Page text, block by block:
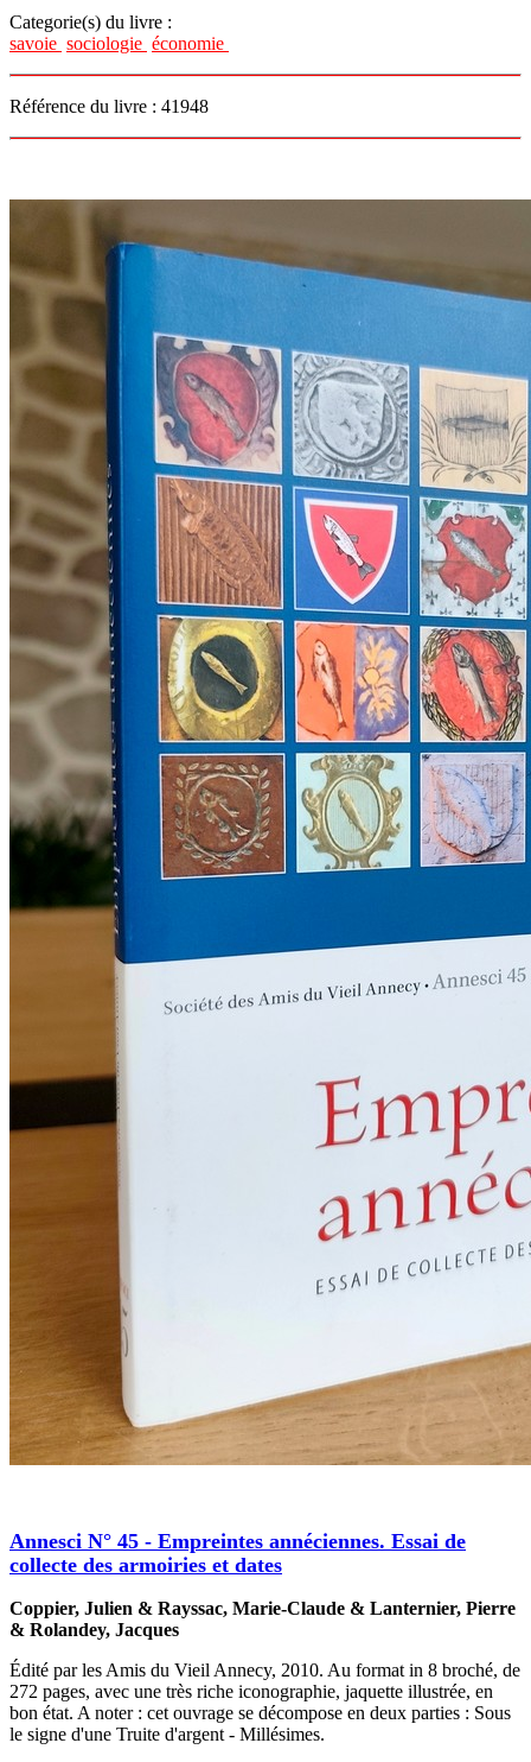
Categorie(s) du livre :
savoie sociologie économie
Référence du livre : 41948
Annesci N° 45 - Empreintes annéciennes. Essai de
collecte des armoiries et dates
Coppier, Julien & Rayssac, Marie-Claude & Lanternier, Pierre
& Rolandey, Jacques
Édité par les Amis du Vieil Annecy, 2010. Au format in 8 broché, de
272 pages, avec une très riche iconographie, jaquette illustrée, en
bon état. A noter : cet ouvrage se décompose en deux parties : Sous
le signe d'une Truite d'argent - Millésimes.